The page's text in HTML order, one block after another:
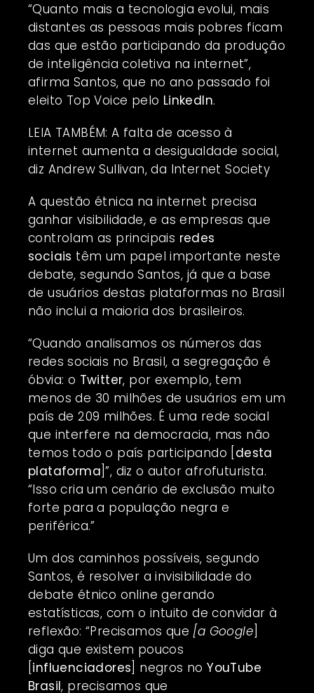
“Quanto mais a tecnologia evolui, mais
distantes as pessoas mais pobres ficam
das que estão participando da produção
de inteligência coletiva na internet”,
afirma Santos, que no ano passado foi
eleito Top Voice pelo LinkedIn.
LEIA TAMBÉM: A falta de acesso à
internet aumenta a desigualdade social,
diz Andrew Sullivan, da Internet Society
A questão étnica na internet precisa
ganhar visibilidade, e as empresas que
controlam as principais redes
sociais têm um papel importante neste
debate, segundo Santos, já que a base
de usuários destas plataformas no Brasil
não inclui a maioria dos brasileiros.
“Quando analisamos os números das
redes sociais no Brasil, a segregação é
óbvia: o Twitter, por exemplo, tem
menos de 30 milhões de usuários em um
país de 209 milhões. É uma rede social
que interfere na democracia, mas não
temos todo o país participando [ desta
plataforma ]”, diz o autor afrofuturista.
“Isso cria um cenário de exclusão muito
forte para a população negra e
periférica.”
Um dos caminhos possíveis, segundo
Santos, é resolver a invisibilidade do
debate étnico online gerando
estatísticas, com o intuito de convidar à
reflexão: “Precisamos que [a Google
diga que existem poucos
influenciadores ] negros noYouTube
Brasil, precisamos que